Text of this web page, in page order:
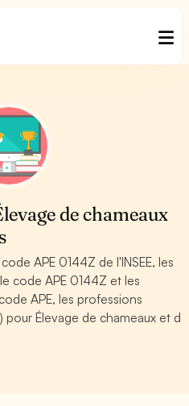
de chameaux
APE 0144Z de l'INSEE, les
code APE 0144Z et les
APE, les professions
pour Élevage de chameaux et d